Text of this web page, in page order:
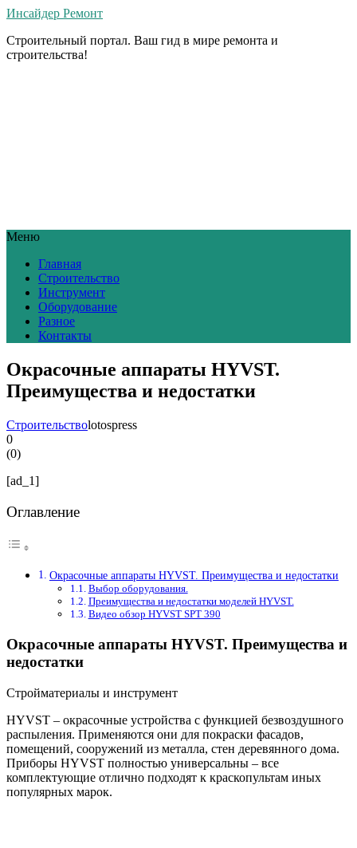
Инсайдер Ремонт
Строительный портал. Ваш гид в мире ремонта и
строительства!
Меню
Главная
Строительство
Инструмент
Оборудование
Разное
Контакты
Окрасочные аппараты HYVST.
Преимущества и недостатки
Строительствоlotospress
0
(0)
[ad_1]
Оглавление
Окрасочные аппараты HYVST. Преимущества и недостатки
Выбор оборудования.
Преимущества и недостатки моделей HYVST.
Видео обзор HYVST SPT 390
Окрасочные аппараты HYVST. Преимущества и
недостатки
Стройматериалы и инструмент
HYVST – окрасочные устройства с функцией безвоздушного
распыления. Применяются они для покраски фасадов,
помещений, сооружений из металла, стен деревянного дома.
Приборы HYVST полностью универсальны – все
комплектующие отлично подходят к краскопультам иных
популярных марок.